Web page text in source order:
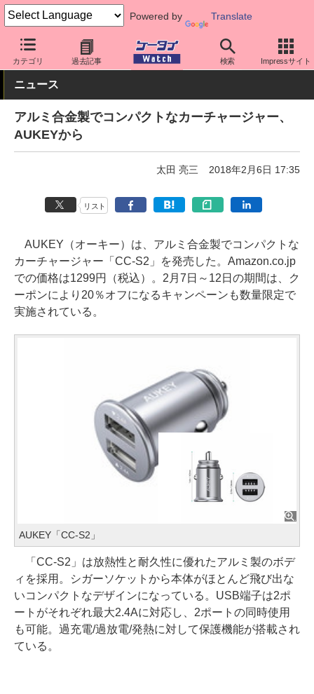
Powered by Translate
カテゴリ 過去記事 検索 Impressサイト
ケータイ Watch 周辺機器/アクセサリー その他
ニュース
アルミ合金製でコンパクトなカーチャージャー、
AUKEYから
太田 亮三 2018年2月6日 17:35
リスト
AUKEY（オーキー）は、アルミ合金製でコンパクトな
カーチャージャー「CC-S2」を発売した。Amazon.co.jp
での価格は1299円（税込）。2月7日～12日の期間は、ク
ーポンにより20％オフになるキャンペーンも数量限定で
実施されている。
AUKEY「CC-S2」
「CC-S2」は放熱性と耐久性に優れたアルミ製のボデ
ィを採用。シガーソケットから本体がほとんど飛び出な
いコンパクトなデザインになっている。USB端子は2ポ
ートがそれぞれ最大2.4Aに対応し、2ポートの同時使用
も可能。過充電/過放電/発熱に対して保護機能が搭載され
ている。